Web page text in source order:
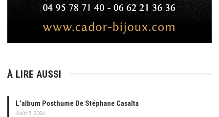
À LIRE AUSSI
L’album Posthume De Stéphane Casalta
Août 5, 2026